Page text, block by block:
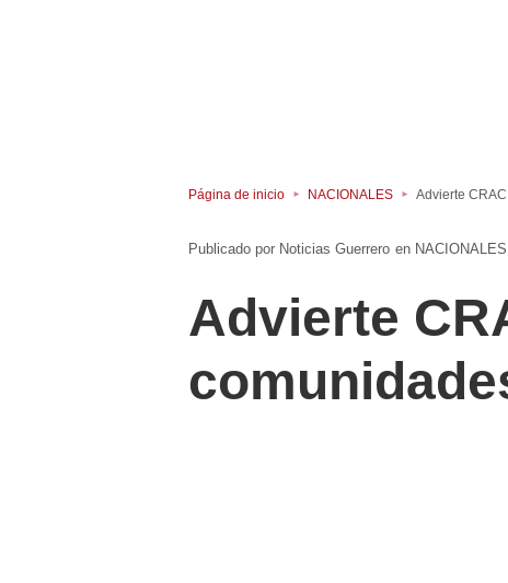
Página de inicio NACIONALES Advierte
Noticias Guerrero en NACIONALES
Advierte